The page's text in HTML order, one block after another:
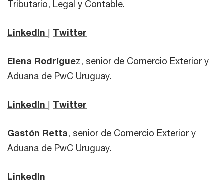
Tributario, Legal y Contable.
LinkedIn | Twitter
Elena Rodríguez, senior de Comercio Exterior y
Aduana de PwC Uruguay.
LinkedIn | Twitter
Gastón Retta, senior de Comercio Exterior y
Aduana de PwC Uruguay.
LinkedIn